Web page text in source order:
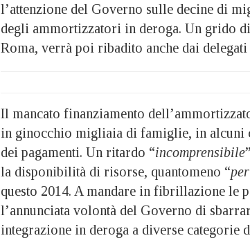
l’attenzione del Governo sulle decine di
degli ammortizzatori in deroga. Un grido
Roma, verrà poi ribadito anche dai
Il mancato finanziamento
in ginocchio migliaia di famiglie, in alcuni
dei pagamenti. Un ritardo “incomprensibile
la disponibilità di risorse, quantomeno “
questo 2014. A mandare in fibrillazione le
l’annunciata volontà del Governo di
integrazione in deroga a diverse categorie